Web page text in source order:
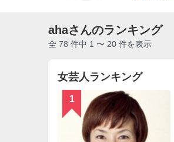
ahaさんのランキング
全 78 件中 1 〜 20 件を表示
女芸人ランキング
1